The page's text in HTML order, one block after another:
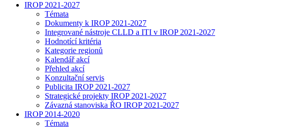
IROP 2021-2027
Témata
Dokumenty k IROP 2021-2027
Integrované nástroje CLLD a ITI v IROP 2021-2027
Hodnotící kritéria
Kategorie regionů
Kalendář akcí
Přehled akcí
Konzultační servis
Publicita IROP 2021-2027
Strategické projekty IROP 2021-2027
Závazná stanoviska ŘO IROP 2021-2027
IROP 2014-2020
Témata